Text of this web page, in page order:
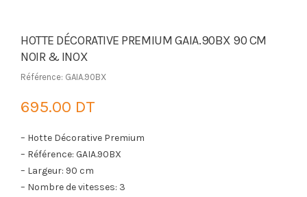
HOTTE DÉCORATIVE PREMIUM GAIA.90BX 90 CM
NOIR & INOX
Référence: GAIA.90BX
695.00 DT
– Hotte Décorative Premium
– Référence: GAIA.90BX
– Largeur: 90 cm
– Nombre de vitesses: 3